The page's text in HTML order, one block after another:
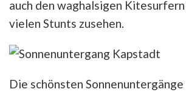
auch den waghalsigen
vielen Stunts zusehen.
Die schönsten Sonnenuntergänge